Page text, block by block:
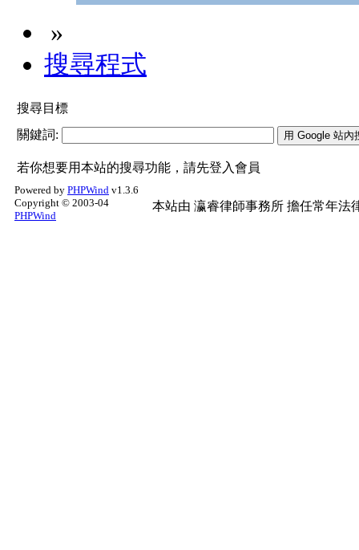
»
搜尋程式
搜尋目標
關鍵詞:
若你想要用本站的搜尋功能，請先登入會員
Powered by PHPWind v1.3.6
Copyright © 2003-04
PHPWind
本站由 瀛睿律師事務所 擔任常年法